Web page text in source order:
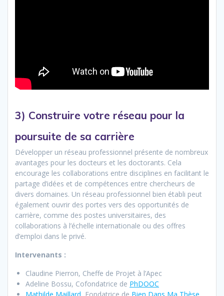
3) Construire votre réseau pour la
poursuite de sa carrière
Développer un réseau professionnel présente de nombreux
avantages pour les docteurs et les doctorants. Cela
encourage les collaborations entre disciplines en facilitant le
partage d’idées et de compétences entre chercheurs de
divers domaines. Un réseau professionnel bien établi peut
également ouvrir des portes vers des opportunités de
carrière, comme des postes universitaires, des
collaborations à l’échelle internationale ou des offres
d’emploi dans le privé.
Intervenants :
Claudine Pierron, Cheffe de Projet à l’Apec
Adeline Bossu, Cofondatrice de PhDOOC